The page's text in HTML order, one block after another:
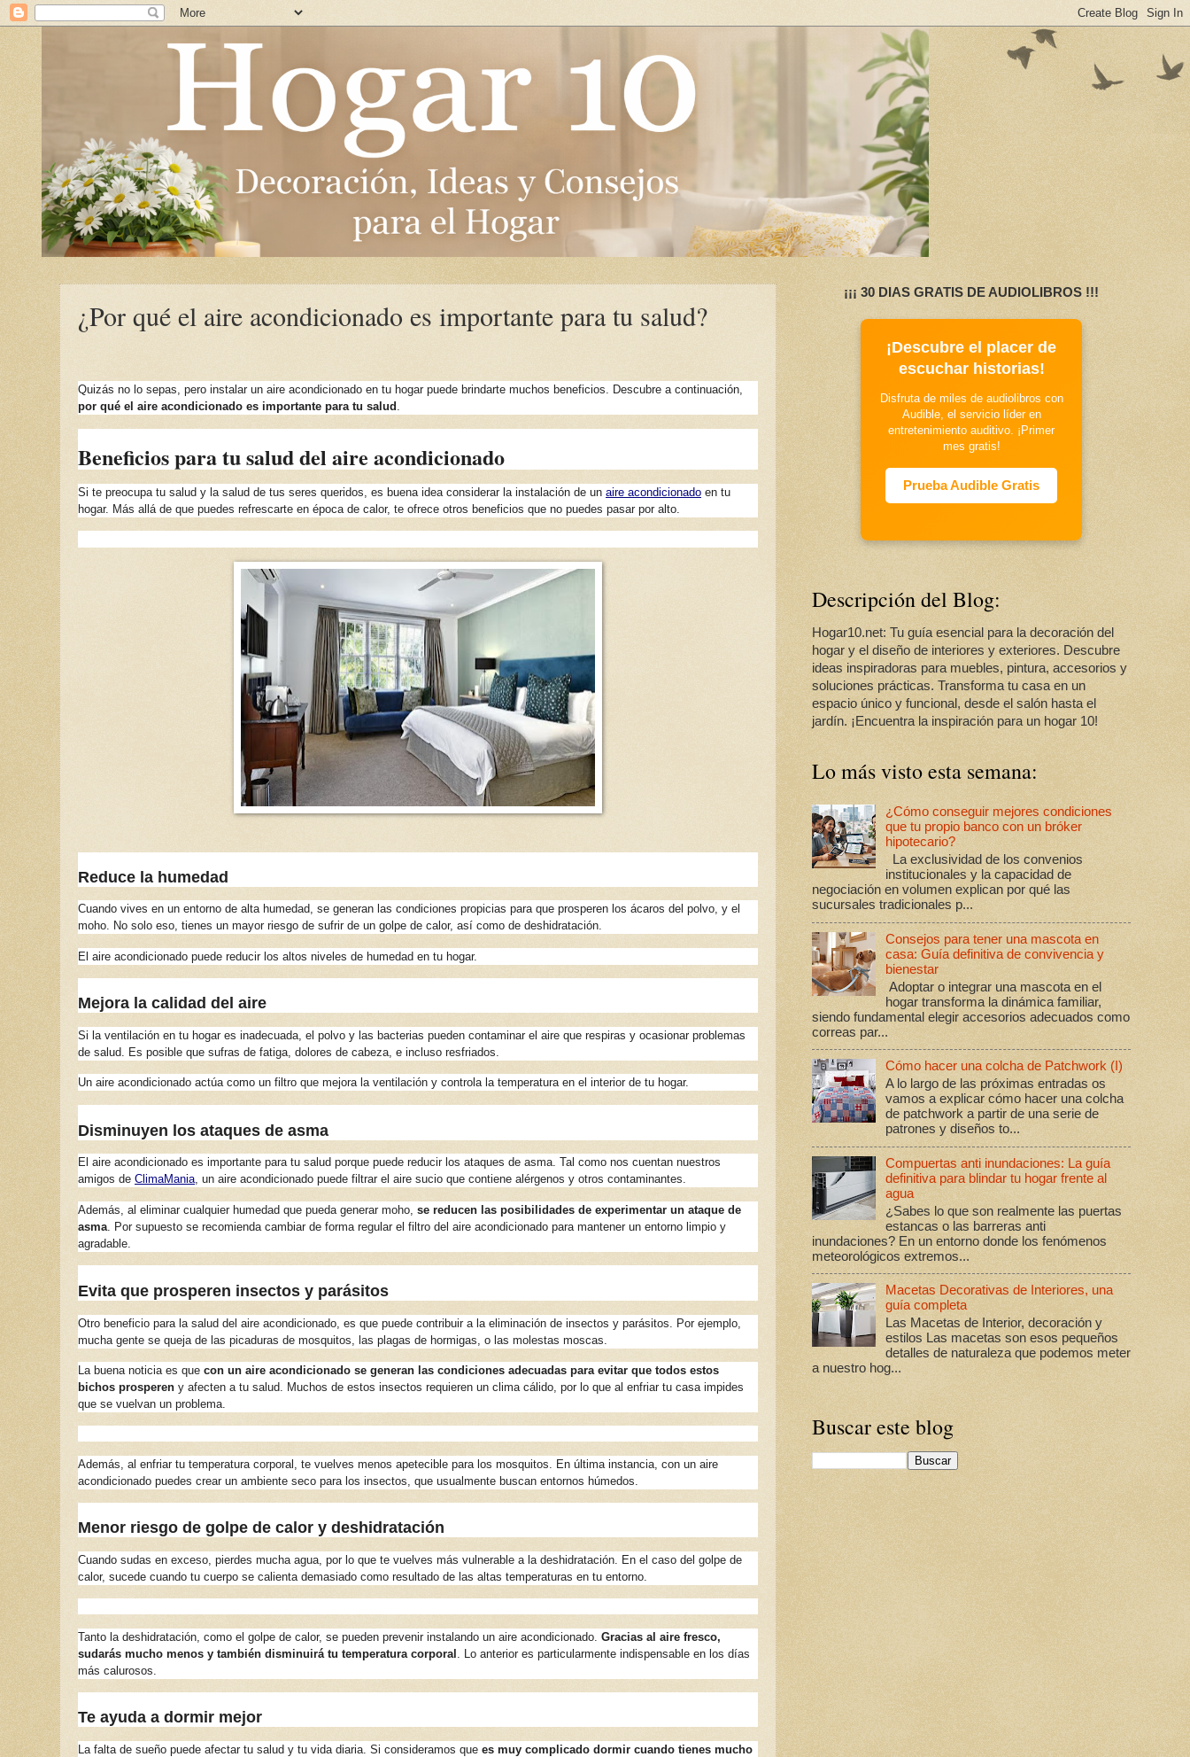
¿Por qué el aire acondicionado es importante para tu salud?
Quizás no lo sepas, pero instalar un aire acondicionado en tu hogar puede brindarte muchos beneficios. Descubre a continuación,
por qué el aire acondicionado es importante para tu salud .
Beneficios para tu salud del aire acondicionado
Si te preocupa tu salud y la salud de tus seres queridos, es buena idea considerar la instalación de un aire acondicionado en tu
hogar. Más allá de que puedes refrescarte en época de calor, te ofrece otros beneficios que no puedes pasar por alto.
Reduce la humedad
Cuando vives en un entorno de alta humedad, se generan las condiciones propicias para que prosperen los ácaros del polvo, y el
moho. No solo eso, tienes un mayor riesgo de sufrir de un golpe de calor, así como de deshidratación.
El aire acondicionado puede reducir los altos niveles de humedad en tu hogar.
Mejora la calidad del aire
Si la ventilación en tu hogar es inadecuada, el polvo y las bacterias pueden contaminar el aire que respiras y ocasionar problemas
de salud. Es posible que sufras de fatiga, dolores de cabeza, e incluso resfriados.
Un aire acondicionado actúa como un filtro que mejora la ventilación y controla la temperatura en el interior de tu hogar.
Disminuyen los ataques de asma
El aire acondicionado es importante para tu salud porque puede reducir los ataques de asma. Tal como nos cuentan nuestros
amigos de ClimaMania, un aire acondicionado puede filtrar el aire sucio que contiene alérgenos y otros contaminantes.
Además, al eliminar cualquier humedad que pueda generar moho, se reducen las posibilidades de experimentar un ataque de
asma . Por supuesto se recomienda cambiar de forma regular el filtro del aire acondicionado para mantener un entorno limpio y
agradable.
Evita que prosperen insectos y parásitos
Otro beneficio para la salud del aire acondicionado, es que puede contribuir a la eliminación de insectos y parásitos. Por ejemplo,
mucha gente se queja de las picaduras de mosquitos, las plagas de hormigas, o las molestas moscas.
La buena noticia es que con un aire acondicionado se generan las condiciones adecuadas para evitar que todos estos
bichos prosperen y afecten a tu salud. Muchos de estos insectos requieren un clima cálido, por lo que al enfriar tu casa impides
que se vuelvan un problema.
Además, al enfriar tu temperatura corporal, te vuelves menos apetecible para los mosquitos. En última instancia, con un aire
acondicionado puedes crear un ambiente seco para los insectos, que usualmente buscan entornos húmedos.
Menor riesgo de golpe de calor y deshidratación
Cuando sudas en exceso, pierdes mucha agua, por lo que te vuelves más vulnerable a la deshidratación. En el caso del golpe de
calor, sucede cuando tu cuerpo se calienta demasiado como resultado de las altas temperaturas en tu entorno.
Tanto la deshidratación, como el golpe de calor, se pueden prevenir instalando un aire acondicionado. Gracias al aire fresco,
sudarás mucho menos y también disminuirá tu temperatura corporal . Lo anterior es particularmente indispensable en los días
más calurosos.
Te ayuda a dormir mejor
La falta de sueño puede afectar tu salud y tu vida diaria. Si consideramos que es muy complicado dormir cuando tienes mucho
¡¡¡ 30 DIAS GRATIS DE AUDIOLIBROS !!!
¡Descubre el placer de
escuchar historias!
Disfruta de miles de audiolibros con
Audible, el servicio líder en
entretenimiento auditivo. ¡Primer
mes gratis!
Prueba Audible Gratis
Descripción del Blog:
Hogar10.net: Tu guía esencial para la decoración del
hogar y el diseño de interiores y exteriores. Descubre
ideas inspiradoras para muebles, pintura, accesorios y
soluciones prácticas. Transforma tu casa en un
espacio único y funcional, desde el salón hasta el
jardín. ¡Encuentra la inspiración para un hogar 10!
Lo más visto esta semana:
¿Cómo conseguir mejores condiciones
que tu propio banco con un bróker
hipotecario?
La exclusividad de los convenios
institucionales y la capacidad de
negociación en volumen explican por qué las
sucursales tradicionales p...
Consejos para tener una mascota en
casa: Guía definitiva de convivencia y
bienestar
Adoptar o integrar una mascota en el
hogar transforma la dinámica familiar,
siendo fundamental elegir accesorios adecuados como
correas par...
Cómo hacer una colcha de Patchwork (I)
A lo largo de las próximas entradas os
vamos a explicar cómo hacer una colcha
de patchwork a partir de una serie de
patrones y diseños to...
Compuertas anti inundaciones: La guía
definitiva para blindar tu hogar frente al
agua
¿Sabes lo que son realmente las puertas
estancas o las barreras anti
inundaciones? En un entorno donde los fenómenos
meteorológicos extremos...
Macetas Decorativas de Interiores, una
guía completa
Las Macetas de Interior, decoración y
estilos Las macetas son esos pequeños
detalles de naturaleza que podemos meter
a nuestro hog...
Buscar este blog